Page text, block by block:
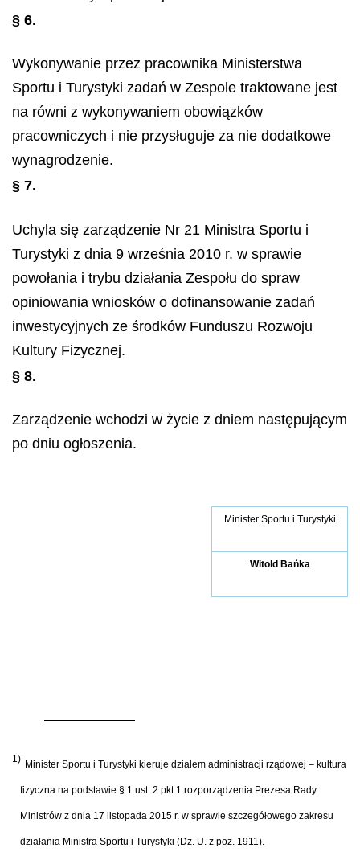
§ 6.
Wykonywanie przez pracownika Ministerstwa
Sportu i Turystyki zadań w Zespole traktowane jest
na równi z wykonywaniem obowiązków
pracowniczych i nie przysługuje za nie dodatkowe
wynagrodzenie.
§ 7.
Uchyla się zarządzenie Nr 21 Ministra Sportu i
Turystyki z dnia 9 września 2010 r. w sprawie
powołania i trybu działania Zespołu do spraw
opiniowania wniosków o dofinansowanie zadań
inwestycyjnych ze środków Funduszu Rozwoju
Kultury Fizycznej.
§ 8.
Zarządzenie wchodzi w życie z dniem następującym
po dniu ogłoszenia.
Minister Sportu i Turystyki
Witold Bańka
1) Minister Sportu i Turystyki kieruje działem administracji rządowej – kultura
fizyczna na podstawie § 1 ust. 2 pkt 1 rozporządzenia Prezesa Rady
Ministrów z dnia 17 listopada 2015 r. w sprawie szczegółowego zakresu
działania Ministra Sportu i Turystyki (Dz. U. z poz. 1911).